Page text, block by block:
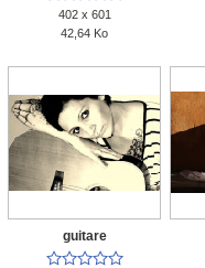
402 x 601
42,64 Ko
guitare
